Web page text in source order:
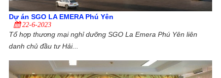
Dự án SGO LA EMERA Phú Yên
22-6-2023
Tổ hợp thương mại nghỉ dưỡng SGO La Emera Phú Yên liên
danh chủ đầu tư Hải...